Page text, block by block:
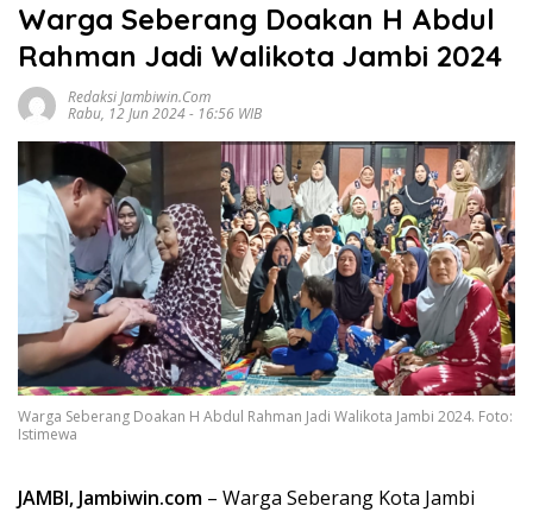
Warga Seberang Doakan H Abdul
Rahman Jadi Walikota Jambi 2024
Redaksi Jambiwin.com
Rabu, 12 Jun 2024 - 16:56 WIB
Warga Seberang Doakan H Abdul Rahman Jadi Walikota Jambi 2024. Foto:
Istimewa
JAMBI, Jambiwin.com – Warga Seberang Kota Jambi